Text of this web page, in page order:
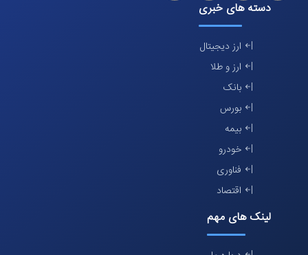
دسته های خبری
ارز دیجیتال
ارز و طلا
بانک
بورس
بیمه
خودرو
فناوری
اقتصاد
لینک های مهم